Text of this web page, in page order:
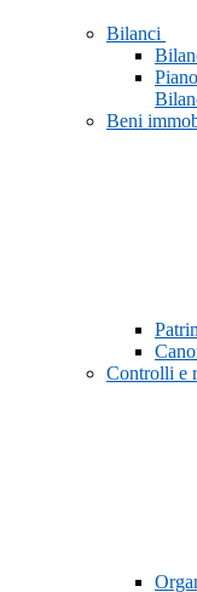
Bilanci
Beni
Controlli e